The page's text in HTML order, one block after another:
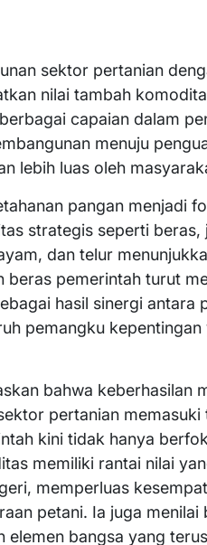
sektor pertanian
nilai tambah
capaian dalam
menuju
lebih luas oleh
pangan menjadi
strategis seperti
dan telur
pemerintah turut
hasil sinergi antara
pemangku
bahwa keberhasilan
pertanian
kini tidak hanya
memiliki rantai nilai
memperluas
petani. Ia juga menilai
elemen bangsa yang